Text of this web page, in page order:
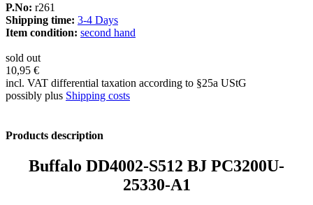
P.No: r261
Shipping time: 3-4 Days
Item condition: second hand
sold out
10,95 €
incl. VAT differential taxation according to §25a UStG
possibly plus Shipping costs
Products description
Buffalo DD4002-S512 BJ PC3200U-
25330-A1